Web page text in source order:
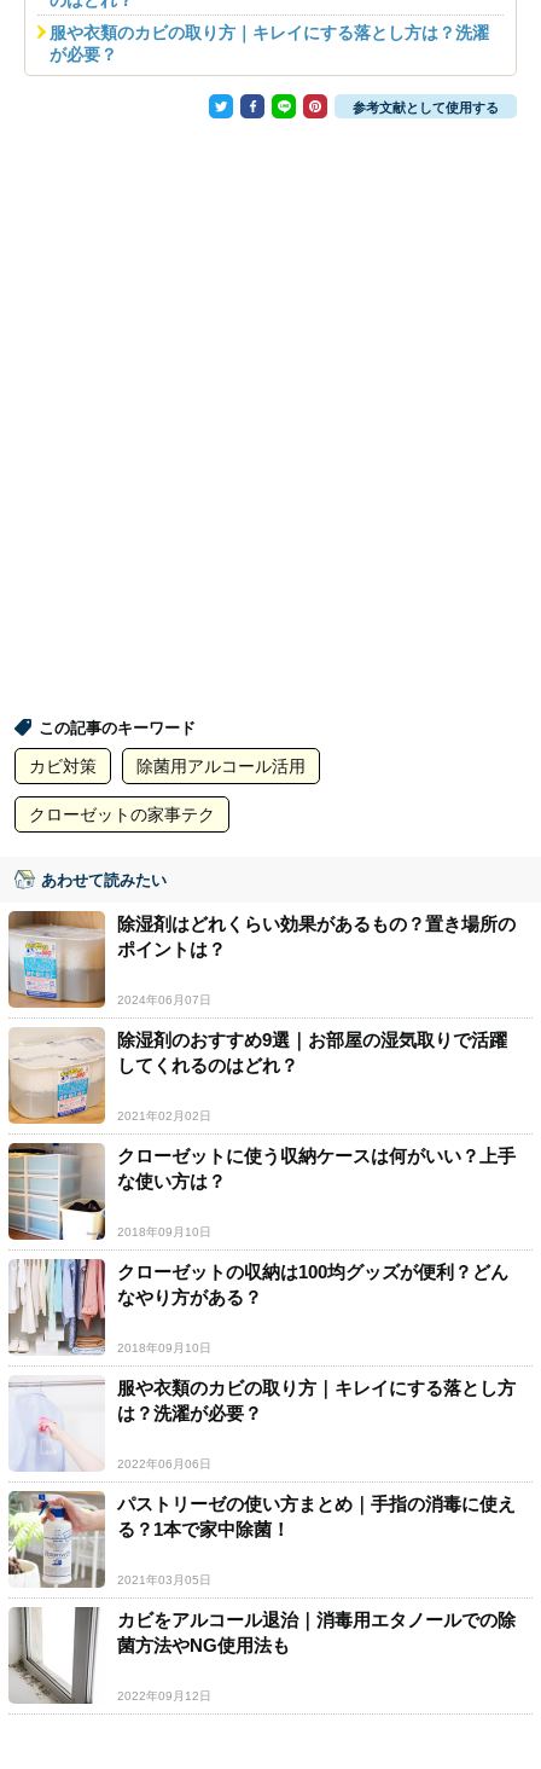
服や衣類のカビの取り方｜キレイにする落とし方は？洗濯
が必要？
参考文献として使用する
この記事のキーワード
カビ対策 除菌用アルコール活用
クローゼットの家事テク
あわせて読みたい
除湿剤はどれくらい効果があるもの？置き場所の
ポイントは？
2024年06月07日
除湿剤のおすすめ9選｜お部屋の湿気取りで活躍
してくれるのはどれ？
2021年02月02日
クローゼットに使う収納ケースは何がいい？上手
な使い方は？
2018年09月10日
クローゼットの収納は100均グッズが便利？どん
なやり方がある？
2018年09月10日
服や衣類のカビの取り方｜キレイにする落とし方
は？洗濯が必要？
2022年06月06日
パストリーゼの使い方まとめ｜手指の消毒に使え
る？1本で家中除菌！
2021年03月05日
カビをアルコール退治｜消毒用エタノールでの除
菌方法やNG使用法も
2022年09月12日